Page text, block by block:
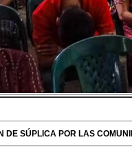
DE SÚPLICA POR LAS